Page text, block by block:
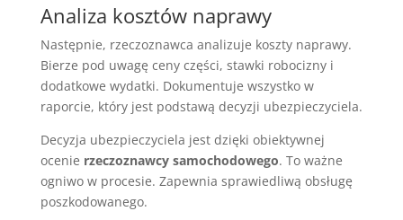
Analiza kosztów naprawy
Następnie, rzeczoznawca analizuje koszty naprawy.
Bierze pod uwagę ceny części, stawki robocizny i
dodatkowe wydatki. Dokumentuje wszystko w
raporcie, który jest podstawą decyzji ubezpieczyciela.
Decyzja ubezpieczyciela jest dzięki obiektywnej
ocenie rzeczoznawcy samochodowego. To ważne
ogniwo w procesie. Zapewnia sprawiedliwą obsługę
poszkodowanego.